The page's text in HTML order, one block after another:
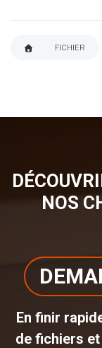
FICHIER
NOS
En finir
de fichiers